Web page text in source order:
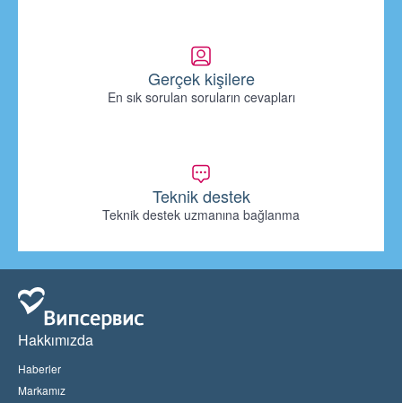
Gerçek kişilere
En sık sorulan soruların cevapları
Teknik destek
Teknik destek uzmanına bağlanma
Hakkımızda
Haberler
Markamız